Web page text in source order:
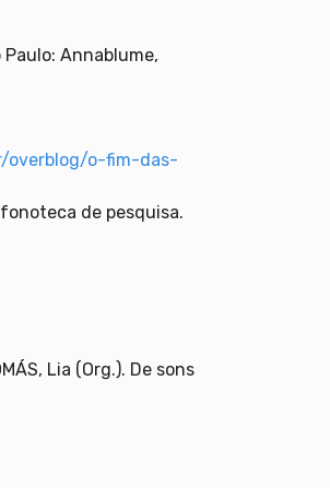
Annablume,
overblog/o-fim-das-
de pesquisa.
Lia (Org.). De sons